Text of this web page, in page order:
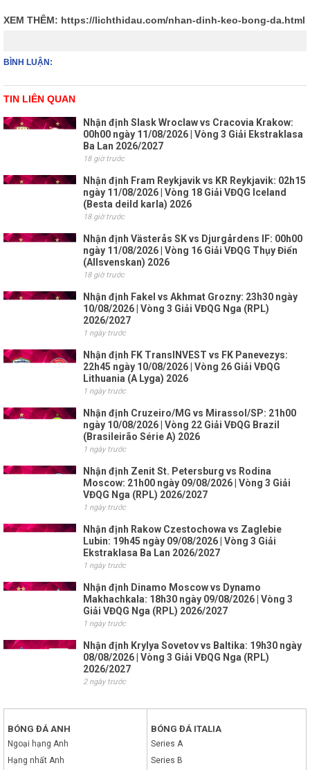
XEM THÊM: https://lichthidau.com/nhan-dinh-keo-bong-da.html
BÌNH LUẬN:
TIN LIÊN QUAN
Nhận định Slask Wroclaw vs Cracovia Krakow:
00h00 ngày 11/08/2026 | Vòng 3 Giải Ekstraklasa
Ba Lan 2026/2027
18 giờ trước
Nhận định Fram Reykjavik vs KR Reykjavik: 02h15
ngày 11/08/2026 | Vòng 18 Giải VĐQG Iceland
(Besta deild karla) 2026
18 giờ trước
Nhận định Västerås SK vs Djurgårdens IF: 00h00
ngày 11/08/2026 | Vòng 16 Giải VĐQG Thụy Điển
(Allsvenskan) 2026
18 giờ trước
Nhận định Fakel vs Akhmat Grozny: 23h30 ngày
10/08/2026 | Vòng 3 Giải VĐQG Nga (RPL)
2026/2027
1 ngày trước
Nhận định FK TransINVEST vs FK Panevezys:
22h45 ngày 10/08/2026 | Vòng 26 Giải VĐQG
Lithuania (A Lyga) 2026
1 ngày trước
Nhận định Cruzeiro/MG vs Mirassol/SP: 21h00
ngày 10/08/2026 | Vòng 22 Giải VĐQG Brazil
(Brasileirão Série A) 2026
1 ngày trước
Nhận định Zenit St. Petersburg vs Rodina
Moscow: 21h00 ngày 09/08/2026 | Vòng 3 Giải
VĐQG Nga (RPL) 2026/2027
1 ngày trước
Nhận định Rakow Czestochowa vs Zaglebie
Lubin: 19h45 ngày 09/08/2026 | Vòng 3 Giải
Ekstraklasa Ba Lan 2026/2027
1 ngày trước
Nhận định Dinamo Moscow vs Dynamo
Makhachkala: 18h30 ngày 09/08/2026 | Vòng 3
Giải VĐQG Nga (RPL) 2026/2027
1 ngày trước
Nhận định Krylya Sovetov vs Baltika: 19h30 ngày
08/08/2026 | Vòng 3 Giải VĐQG Nga (RPL)
2026/2027
2 ngày trước
BÓNG ĐÁ ANH
Ngoại hạng Anh
Hạng nhất Anh
BÓNG ĐÁ ITALIA
Series A
Series B